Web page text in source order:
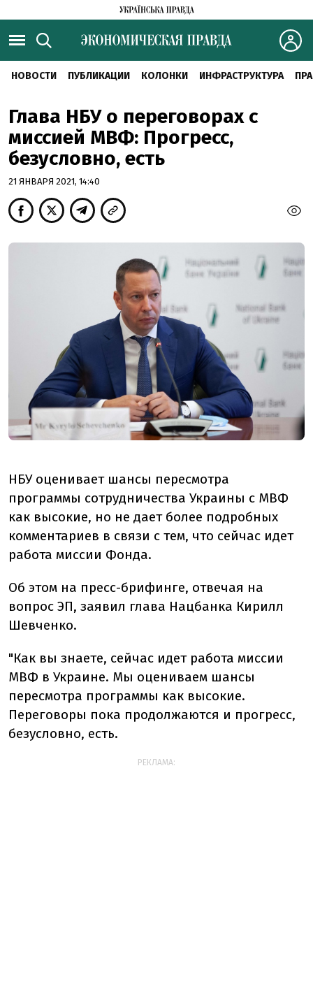
НОВОСТИ ПУБЛИКАЦИИ КОЛОНКИ ИНФРАСТРУКТУРА
Глава НБУ о переговорах с
миссией МВФ: Прогресс,
безусловно, есть
21 ЯНВАРЯ 2021, 14:40
НБУ оценивает шансы пересмотра
программы сотрудничества Украины с МВФ
как высокие, но не дает более подробных
комментариев в связи с тем, что сейчас идет
работа миссии Фонда.
Об этом на пресс-брифинге, отвечая на
вопрос ЭП, заявил глава Нацбанка Кирилл
Шевченко.
"Как вы знаете, сейчас идет работа миссии
МВФ в Украине. Мы оцениваем шансы
пересмотра программы как высокие.
Переговоры пока продолжаются и прогресс,
безусловно, есть.
РЕКЛАМА: